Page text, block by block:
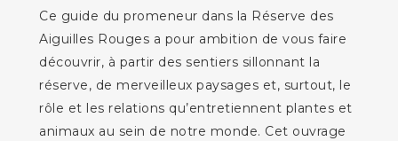
Ce guide du promeneur dans la Réserve des
Aiguilles Rouges a pour ambition de vous faire
découvrir, à partir des sentiers sillonnant la
réserve, de merveilleux paysages et, surtout, le
rôle et les relations qu’entretiennent plantes et
animaux au sein de notre monde. Cet ouvrage